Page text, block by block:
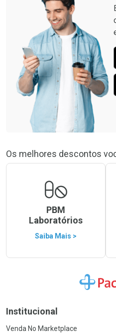
Os melhores descontos
PBM
Laboratórios
Saiba Mais >
Ir para a
Institucional
Venda No Marketplace